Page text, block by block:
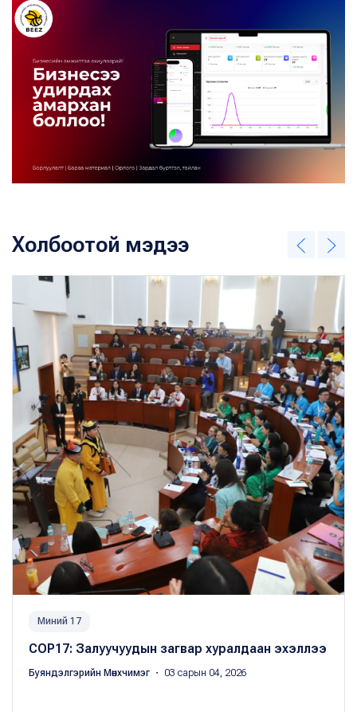
Холбоотой мэдээ
Миний 17
COP17: Залуучуудын загвар хуралдаан эхэллээ
Буяндэлгэрийн Мөнхчимэг ・ 03 сарын 04, 2026